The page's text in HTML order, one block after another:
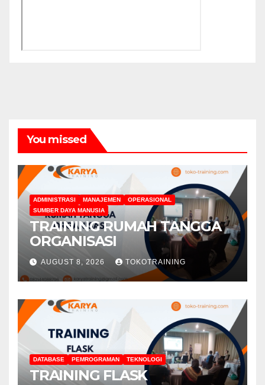
You missed
ADMINISTRASI MANAJEMEN
OPERASIONAL
SUMBER DAYA MANUSIA
TRAINING RUMAH TANGGA
ORGANISASI
AUGUST 8, 2026 TOKOTRAINING
DATABASE PEMROGRAMAN TEKNOLOGI
TRAINING FLASK